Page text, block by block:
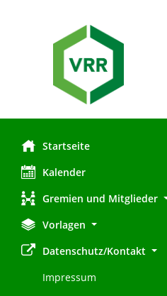
Startseite
Kalender
Gremien und Mitglieder
Vorlagen
Datenschutz/Kontakt
Impressum